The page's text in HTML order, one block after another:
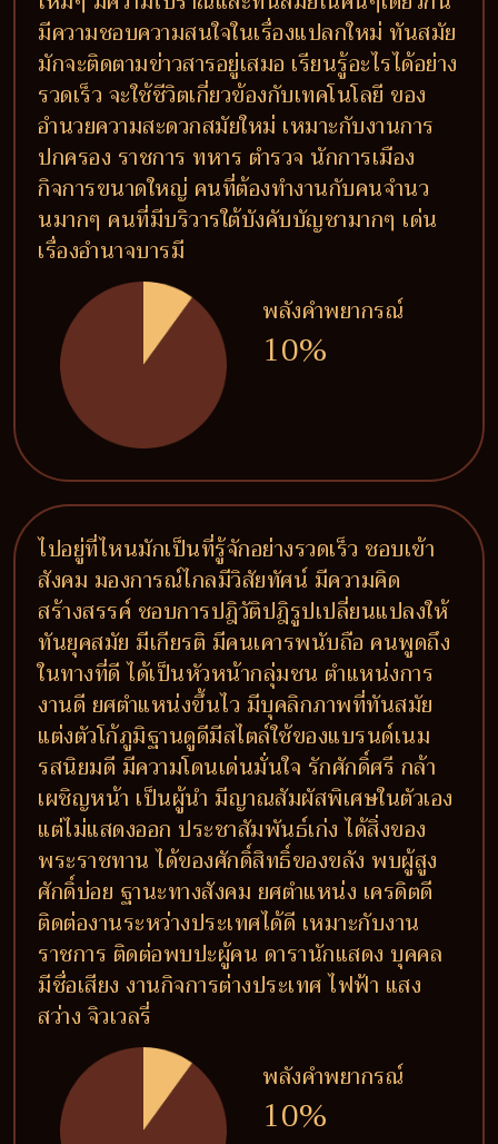
มีความชอบความสนใจในเรื่องแปลกใหม่ ทันสมัย
มักจะติดตามข่าวสารอยู่เสมอ เรียนรู้อะไรได้อย่าง
รวดเร็ว จะใช้ชีวิตเกี่ยวข้องกับเทคโนโลยี ของ
อำนวยความสะดวกสมัยใหม่ เหมาะกับงานการ
ปกครอง ราชการ ทหาร ตำรวจ นักการเมือง
กิจการขนาดใหญ่ คนที่ต้องทำงานกับคนจำนว
นมากๆ คนที่มีบริวารใต้บังคับบัญชามากๆ เด่น
เรื่องอำนาจบารมี
พลังคำพยากรณ์
10%
ไปอยู่ที่ไหนมักเป็นที่รู้จักอย่างรวดเร็ว ชอบเข้า
สังคม มองการณ์ไกลมีวิสัยทัศน์ มีความคิด
สร้างสรรค์ ชอบการปฎิวัติปฎิรูปเปลี่ยนแปลงให้
ทันยุคสมัย มีเกียรติ มีคนเคารพนับถือ คนพูดถึง
ในทางที่ดี ได้เป็นหัวหน้ากลุ่มชน ตำแหน่งการ
งานดี ยศตำแหน่งขึ้นไว มีบุคลิกภาพที่ทันสมัย
แต่งตัวโก้ภูมิฐานดูดีมีสไตล์ใช้ของแบรนด์เนม
รสนิยมดี มีความโดนเด่นมั่นใจ รักศักดิ์ศรี กล้า
เผชิญหน้า เป็นผู้นำ มีญาณสัมผัสพิเศษในตัวเอง
แต่ไม่แสดงออก ประชาสัมพันธ์เก่ง ได้สิ่งของ
พระราชทาน ได้ของศักดิ์สิทธิ์ของขลัง พบผู้สูง
ศักดิ์บ่อย ฐานะทางสังคม ยศตำแหน่ง เครดิตดี
ติดต่องานระหว่างประเทศได้ดี เหมาะกับงาน
ราชการ ติดต่อพบปะผู้คน ดารานักแสดง บุคคล
มีชื่อเสียง งานกิจการต่างประเทศ ไฟฟ้า แสง
สว่าง จิวเวลรี่
พลังคำพยากรณ์
10%